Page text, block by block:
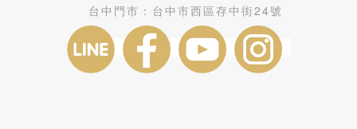
台中門市： 台中市西區存中街24號